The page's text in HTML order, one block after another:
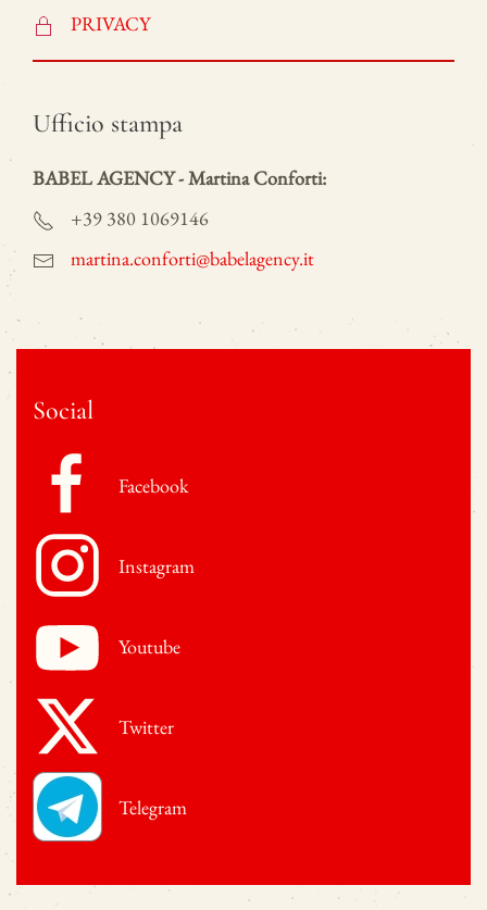
PRIVACY
Ufficio stampa
BABEL AGENCY - Martina Conforti:
+39 380 1069146
martina.conforti@babelagency.it
Social
Facebook
Instagram
Youtube
Twitter
Telegram